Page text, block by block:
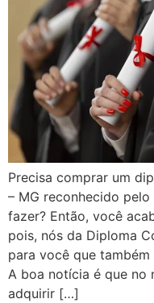
Precisa comprar um
– MG reconhecido
fazer? Então, você
pois, nós da Diploma
para você que
A boa notícia é que no
adquirir […]